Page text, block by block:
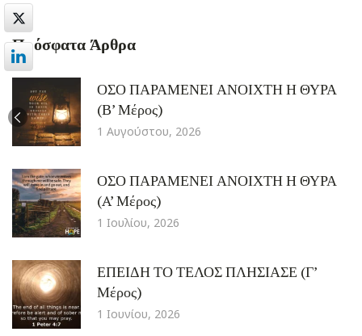
Πρόσφατα Άρθρα
ΟΣΟ ΠΑΡΑΜΕΝΕΙ ΑΝΟΙΧΤΗ Η ΘΥΡΑ
(Β’ Μέρος)
1 Αυγούστου, 2026
ΟΣΟ ΠΑΡΑΜΕΝΕΙ ΑΝΟΙΧΤΗ Η ΘΥΡΑ
(A’ Μέρος)
1 Ιουλίου, 2026
ΕΠΕΙΔΗ ΤΟ ΤΕΛΟΣ ΠΛΗΣΙΑΣΕ (Γ’
Μέρος)
1 Ιουνίου, 2026